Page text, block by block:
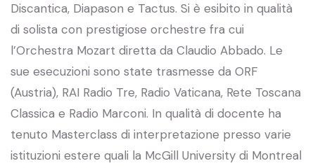
Discantica, Diapason e Tactus. Si è esibito in qualità
di solista con prestigiose orchestre fra cui
l’Orchestra Mozart diretta da Claudio Abbado. Le
sue esecuzioni sono state trasmesse da ORF
(Austria), RAI Radio Tre, Radio Vaticana, Rete Toscana
Classica e Radio Marconi. In qualità di docente ha
tenuto Masterclass di interpretazione presso varie
istituzioni estere quali la McGill University di Montreal